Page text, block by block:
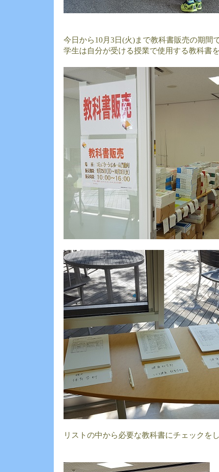
今日から10月3日(火)まで教科書販売の期間
学生は自分が受ける授業で使用する教科書
リストの中から必要な教科書にチェックを